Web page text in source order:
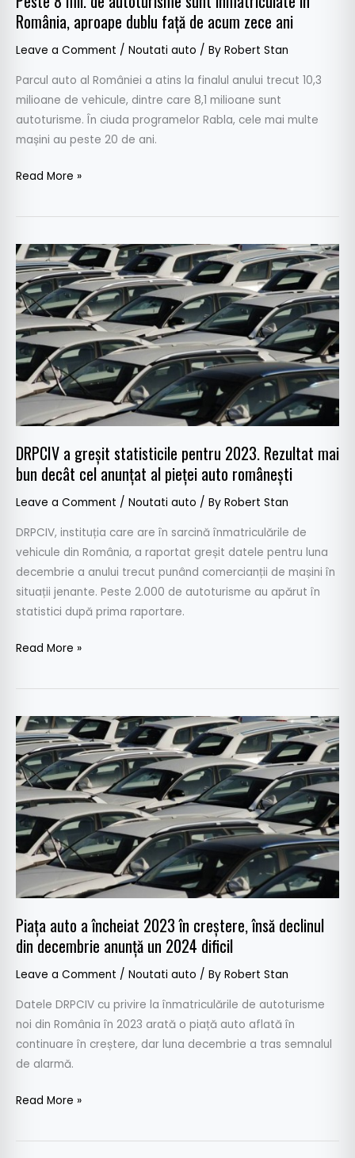
România, aproape dublu față de acum zece ani
Leave a Comment / Noutati auto / By Robert Stan
Parcul auto al României a atins la finalul anului trecut 10,3
milioane de vehicule, dintre care 8,1 milioane sunt
autoturisme. În ciuda programelor Rabla, cele mai multe
mașini au peste 20 de ani.
de
acum
zece
Read More »
DRPCIV a greșit statisticile pentru 2023. Rezultat mai
bun decât cel anunțat al pieței auto românești
Leave a Comment / Noutati auto / By Robert Stan
DRPCIV, instituția care are în sarcină înmatriculările de
vehicule din România, a raportat greșit datele pentru luna
decembrie a anului trecut punând comercianții de mașini în
situații jenante. Peste 2.000 de autoturisme au apărut în
statistici după prima raportare.
DRPCIV
a
greșit
statisticile
pentru
2023.
Rezultat
mai
bun
decât
cel
anunțat
pieței
auto
românești
Read More »
Piața auto a încheiat 2023 în creștere, însă declinul
din decembrie anunță un 2024 dificil
Leave a Comment / Noutati auto / By Robert Stan
Datele DRPCIV cu privire la înmatriculările de autoturisme
noi din România în 2023 arată o piață auto aflată în
continuare în creștere, dar luna decembrie a tras semnalul
de alarmă.
Piața
auto
a
încheiat
2023
în
creștere,
însă
declinul
decembrie
anunță
2024
dificil
Read More »